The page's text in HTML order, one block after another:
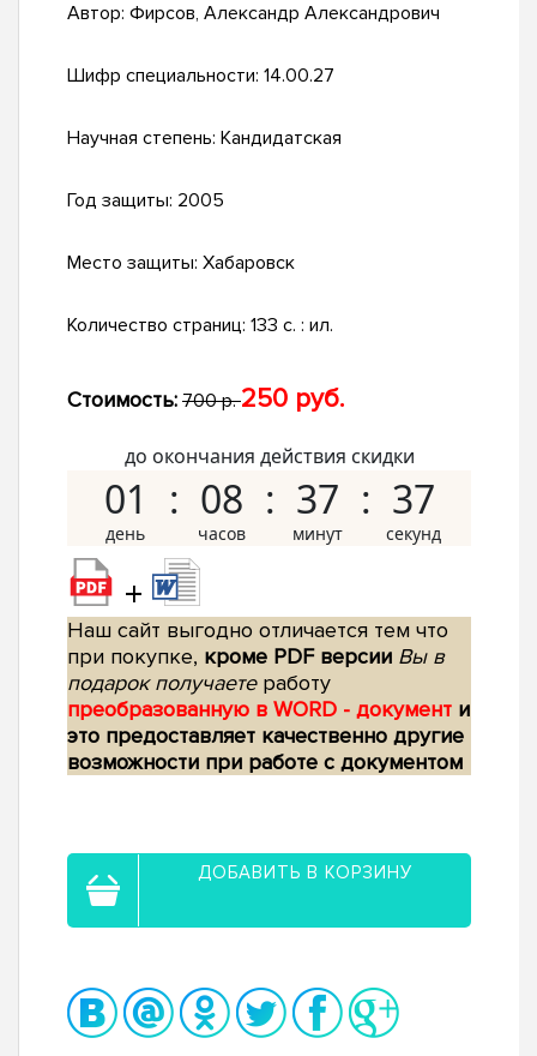
Автор: Фирсов, Александр Александрович
Шифр специальности: 14.00.27
Научная степень: Кандидатская
Год защиты: 2005
Место защиты: Хабаровск
Количество страниц: 133 с. : ил.
Стоимость: 700 р.250 руб.
до окончания действия скидки
01 08 37 36
+
Наш сайт выгодно отличается тем что
при покупке, кроме PDF версии Вы в
подарок получаетеработу
преобразованную в WORD - документ и
это предоставляет качественно другие
возможности при работе с документом
ДОБАВИТЬ В КОРЗИНУ